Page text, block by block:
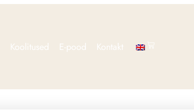
Koolitused E-pood Kontakt